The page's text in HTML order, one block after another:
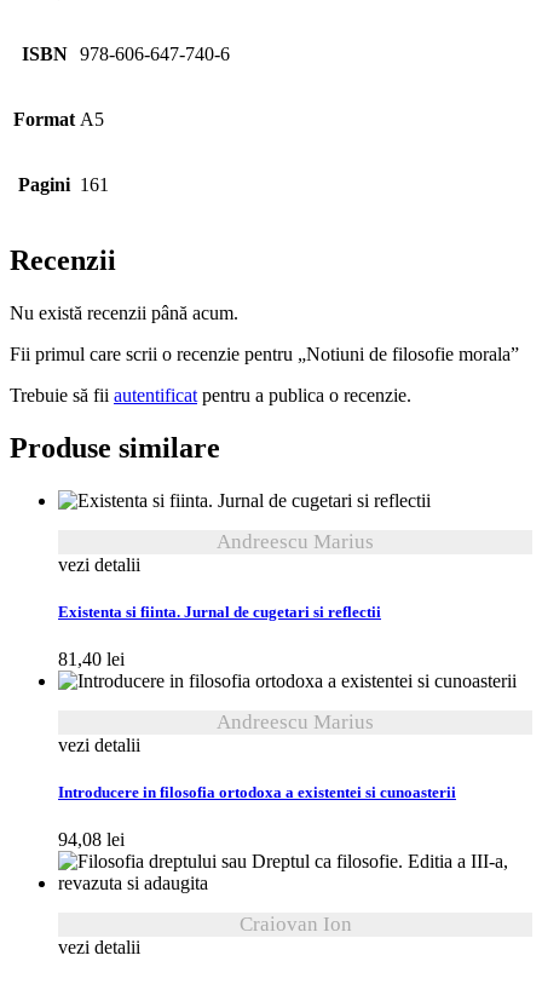
ISBN 978-606-647-740-6
Format A5
Pagini 161
Recenzii
Nu există recenzii până acum.
Fii primul care scrii o recenzie pentru „Notiuni de filosofie morala”
Trebuie să fii autentificat pentru a publica o recenzie.
Produse similare
Andreescu Marius
vezi detalii
Existenta si fiinta. Jurnal de cugetari si reflectii
81,40 lei
Andreescu Marius
vezi detalii
Introducere in filosofia ortodoxa a existentei si cunoasterii
94,08 lei
Craiovan Ion
vezi detalii